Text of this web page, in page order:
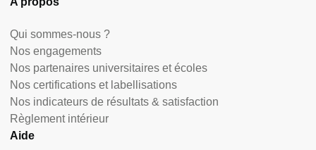
Qui sommes-nous ?
Nos engagements
Nos partenaires universitaires et écoles
Nos certifications et labellisations
Nos indicateurs de résultats & satisfaction
Règlement intérieur
Aide